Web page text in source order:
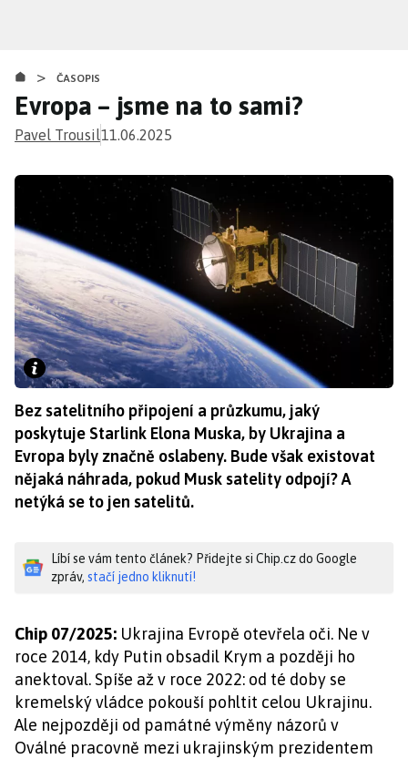
obsahu
> ČASOPIS
Evropa – jsme na to sami?
Pavel Trousil11.06.2025
Bez satelitního připojení a průzkumu, jaký
poskytuje Starlink Elona Muska, by Ukrajina a
Evropa byly značně oslabeny. Bude však existovat
nějaká náhrada, pokud Musk satelity odpojí? A
netýká se to jen satelitů.
Líbí se vám tento článek? Přidejte si Chip.cz do Google
zpráv, stačí jedno kliknutí!
Chip 07/2025: Ukrajina Evropě otevřela oči. Ne v
roce 2014, kdy Putin obsadil Krym a později ho
anektoval. Spíše až v roce 2022: od té doby se
kremelský vládce pokouší pohltit celou Ukrajinu.
Ale nejpozději od památné výměny názorů v
Oválné pracovně mezi ukrajinským prezidentem